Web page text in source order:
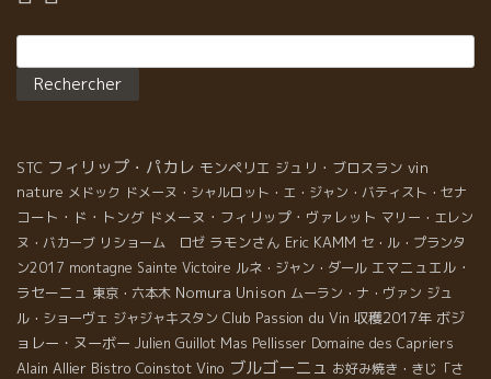
STC フィリップ・パカレ モンペリエ ジュリ・ブロスラン vin
nature メドック ドメーヌ・シャルロット・エ・ジャン・バティスト・セナ
コート・ド・トング ドメーヌ・フィリップ・ヴァレット マリー・エレン
ヌ・バカーブ リショーム ロゼ ラモンさん Eric KAMM セ・ル・プランタ
ン2017 montagne Sainte Victoire ルネ・ジャン・ダール エマニュエル・
ラセーニュ 東京・六本木 Nomura Unison ムーラン・ナ・ヴァン ジュ
ル・ショーヴェ ジャジャキスタン Club Passion du Vin 収穫2017年 ボジ
ョレー・ヌーボー Julien Guillot Mas Pellisser Domaine des Capriers
Alain Allier Bistro Coinstot Vino ブルゴーニュ お好み焼き・きじ「さ